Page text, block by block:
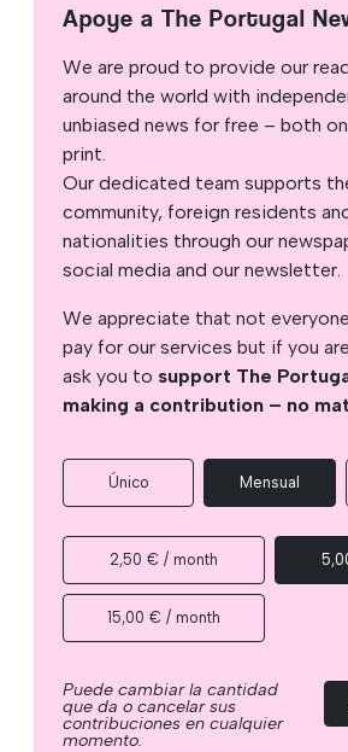
Apoye a The Portugal
We are proud to provide our
around the world with
unbiased news for free – both
print.
Our dedicated team supports
community, foreign residents
nationalities through our
social media and our newsletter.
We appreciate that not
pay for our services but if you
ask you to support The
making a contribution – no
Único Mensual
2,50 € / month
15,00 € / month
Puede cambiar la cantidad
que da o cancelar sus
contribuciones en cualquier
momento.